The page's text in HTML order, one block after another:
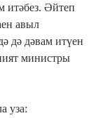
итәбез. Әйтеп
авыл
дә дәвам итүен
министры
уза: